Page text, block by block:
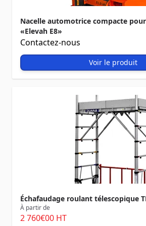
Nacelle automotrice compacte
«Elevah E8»
Contactez-nous
Voir le produit
Échafaudage roulant télescopique
À partir de
2 760€00 HT